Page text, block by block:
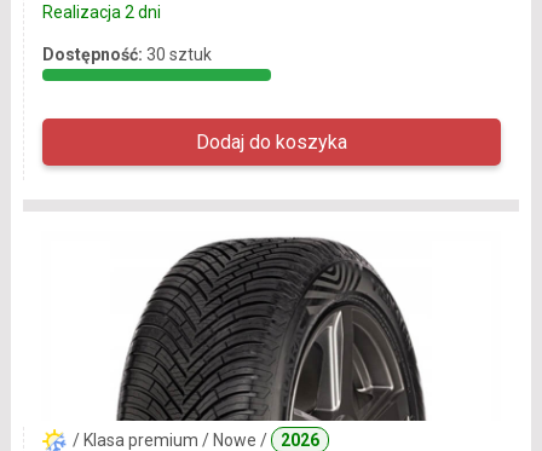
Realizacja 2 dni
Dostępność: 30 sztuk
/ Klasa premium / Nowe / 2026